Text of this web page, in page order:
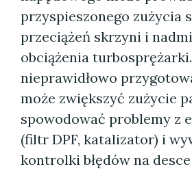
przyspieszonego zużycia
przeciążeń skrzyni i
obciążenia
nieprawidłowo
może zwiększyć zużycie
spowodować problemy z
(filtr DPF, katalizator) i
kontrolki błędów na